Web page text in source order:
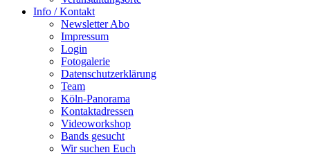
Info / Kontakt
Newsletter Abo
Impressum
Login
Fotogalerie
Datenschutzerklärung
Team
Köln-Panorama
Kontaktadressen
Videoworkshop
Bands gesucht
Wir suchen Euch